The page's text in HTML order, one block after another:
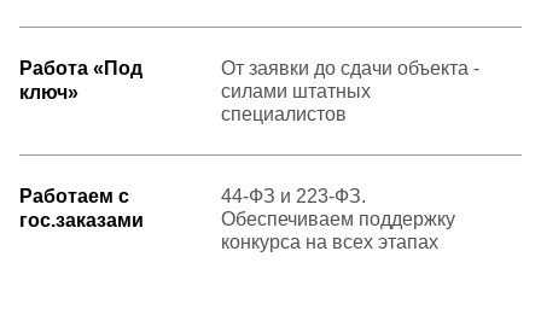
Работа «Под
ключ»
От заявки до сдачи объекта -
силами штатных
специалистов
Работаем с
гос.заказами
44-ФЗ и 223-ФЗ.
Обеспечиваем поддержку
конкурса на всех этапах